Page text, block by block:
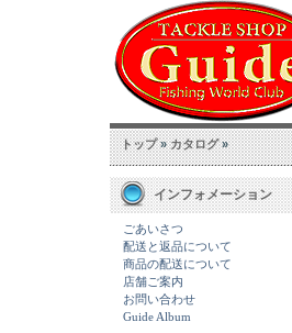
トップ»カタログ»
インフォメーション
ごあいさつ
配送と返品について
商品の配送について
店舗ご案内
お問い合わせ
Guide Album